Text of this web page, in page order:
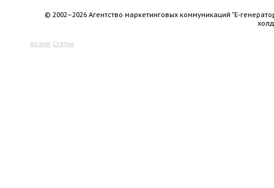
© 2002–2026 Агентство маркетинговых коммуникаций "Е-
Архив Статьи